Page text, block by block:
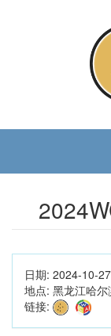
日期: 2024-10-27
地点: 黑龙江哈尔
链接: